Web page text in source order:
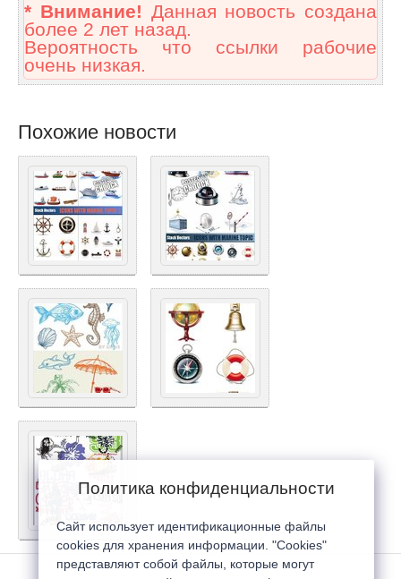
* Внимание! Данная новость создана
более 2 лет назад.
Вероятность что ссылки рабочие
очень низкая.
Похожие новости
Политика конфиденциальности
Сайт использует идентификационные файлы
cookies для хранения информации. "Cookies"
представляют собой файлы, которые могут